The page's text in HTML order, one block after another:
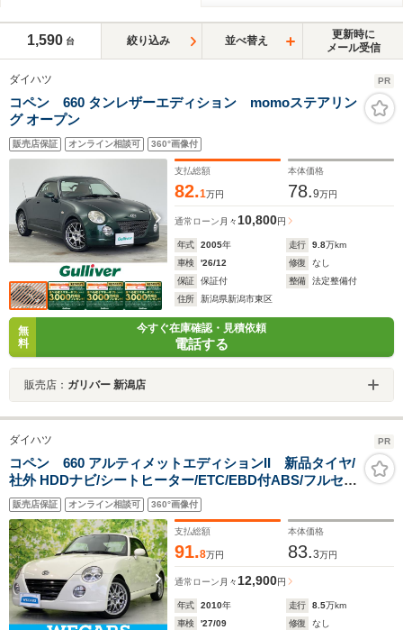
1,590 台 絞り込み 並べ替え
更新時に
メール受信
ダイハツ PR
コペン 660 タンレザーエディション momoステアリン
グ オープン
販売店保証 オンライン相談可 360°画像付
支払総額
82.1万円
本体価格
78.9万円
通常ローン 月々10,800円
年式 2005年 走行 9.8万km
車検
'26/12 修復
なし
保証
保証付 整備
法定整備付
住所
新潟県新潟市東区
無
料
今すぐ在庫確認・見積依頼
電話する
販売店： ガリバー 新潟店
ダイハツ PR
コペン 660 アルティメットエディションII 新品タイヤ/
社外 HDDナビ/シートヒーター/ETC/EBD付ABS/フルセグ
TV/エアバッグ 運転席/エアバッグ 助手席/アルミホイール
社外 15インチ/パワーウインドウ/キーレスエントリー
販売店保証 オンライン相談可 360°画像付
支払総額
91.8万円
本体価格
83.3万円
通常ローン 月々12,900円
年式 2010年 走行 8.5万km
車検
'27/09 修復
なし